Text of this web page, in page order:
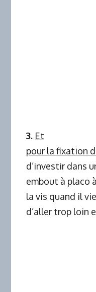
3. Et
pour la fixation
d’investir dans
embout à placo
la vis quand il
d’aller trop loin